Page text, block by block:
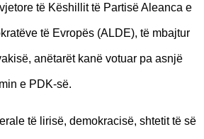
të Këshillit të Partisë Aleanca e
të Evropës (ALDE), të mbajtur
anëtarët kanë votuar pa asnjë
e PDK-së.
të lirisë, demokracisë, shtetit të së